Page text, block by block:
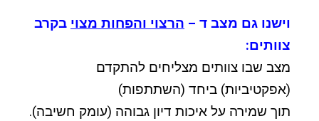
וישנו גם מצב ד – הרצוי והפחות מצוי בקרב
צוותים:
מצב שבו צוותים מצליחים להתקדם
(אפקטיביות) ביחד (השתתפות)
תוך שמירה על איכות דיון גבוהה (עומק חשיבה).